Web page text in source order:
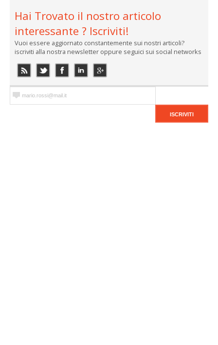
Hai Trovato il nostro articolo
interessante ? Iscriviti!
Vuoi essere aggiornato constantemente sui nostri articoli?
iscriviti alla nostra newsletter oppure seguici sui social networks